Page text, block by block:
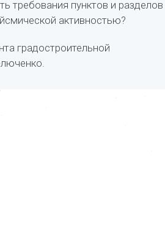
требования пунктов и разделов
активностью?
градостроительной